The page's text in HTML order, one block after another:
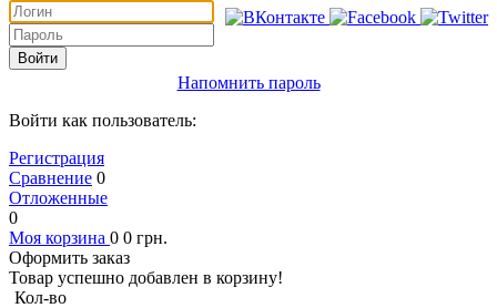
Войти
Напомнить пароль
Войти как пользователь:
Регистрация
Сравнение 0
Отложенные
0
Моя корзина 0 0 грн.
Оформить заказ
Товар успешно добавлен в корзину!
Кол-во